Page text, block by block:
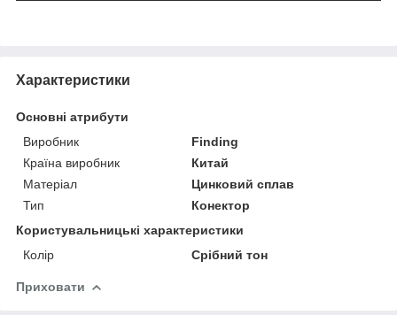
Характеристики
Основні атрибути
Виробник
Finding
Країна виробник
Китай
Матеріал
Цинковий сплав
Тип
Конектор
Користувальницькі характеристики
Колір
Срібний тон
Приховати